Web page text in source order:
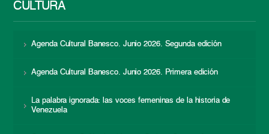
CULTURA
Agenda Cultural Banesco. Junio 2026. Segunda edición
Agenda Cultural Banesco. Junio 2026. Primera edición
La palabra ignorada: las voces femeninas de la historia de
Venezuela